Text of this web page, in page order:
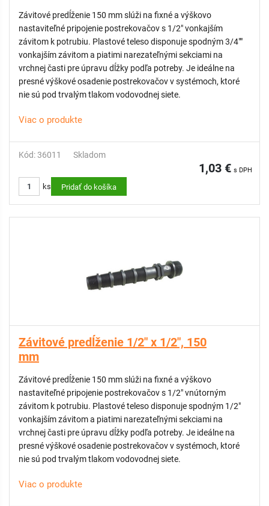
Závitové predĺženie 150 mm slúži na fixné a výškovo
nastaviteľné pripojenie postrekovačov s 1/2" vonkajším
závitom k potrubiu. Plastové teleso disponuje spodným 3/4""
vonkajším závitom a piatimi narezateľnými sekciami na
vrchnej časti pre úpravu dĺžky podľa potreby. Je ideálne na
presné výškové osadenie postrekovačov v systémoch, ktoré
nie sú pod trvalým tlakom vodovodnej siete.
Viac o produkte
Kód: 36011 Skladom
1,03 € s DPH
ks Pridať do košíka
Závitové predĺženie 1/2" x 1/2", 150
mm
Závitové predĺženie 150 mm slúži na fixné a výškovo
nastaviteľné pripojenie postrekovačov s 1/2" vnútorným
závitom k potrubiu. Plastové teleso disponuje spodným 1/2"
vonkajším závitom a piatimi narezateľnými sekciami na
vrchnej časti pre úpravu dĺžky podľa potreby. Je ideálne na
presné výškové osadenie postrekovačov v systémoch, ktoré
nie sú pod trvalým tlakom vodovodnej siete.
Viac o produkte